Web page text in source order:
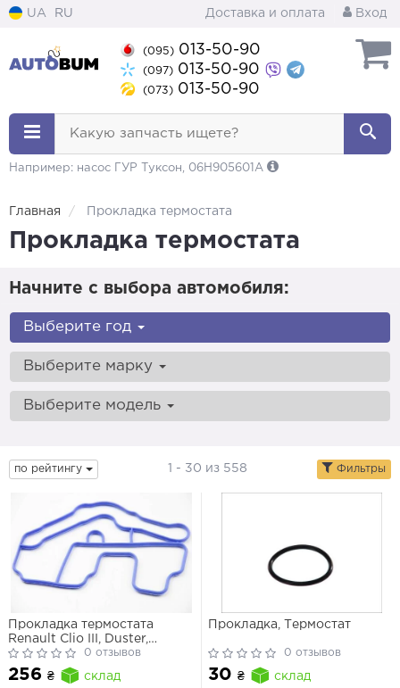
UA RU Доставка и оплата Вход
(095) 013-50-90
(097) 013-50-90
(073) 013-50-90
Какую запчасть ищете?
Например: насос ГУР Туксон, 06H905601A
Главная Прокладка термостата
Прокладка термостата
Начните с выбора автомобиля:
Выберите год
Выберите марку
Выберите модель
по рейтингу 1 - 30 из 558 Фильтры
Прокладка термостата
Renault Clio III, Duster,
Fluence,Kangoo,
Megane,Sandero, Scenic 1.4,1.6
(04-) (33055) Asam
0 отзывов
256 ₴
склад
Прокладка, Термостат
0 отзывов
30 ₴
склад